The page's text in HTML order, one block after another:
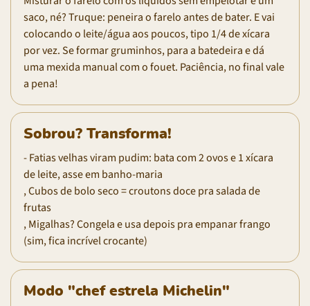
saco, né? Truque: peneira o farelo antes de bater. E vai
colocando o leite/água aos poucos, tipo 1/4 de xícara
por vez. Se formar gruminhos, para a batedeira e dá
uma mexida manual com o fouet. Paciência, no final vale
a pena!
Sobrou? Transforma!
- Fatias velhas viram pudim: bata com 2 ovos e 1 xícara
de leite, asse em banho-maria
, Cubos de bolo seco = croutons doce pra salada de
frutas
, Migalhas? Congela e usa depois pra empanar frango
(sim, fica incrível crocante)
Modo "chef estrela Michelin"